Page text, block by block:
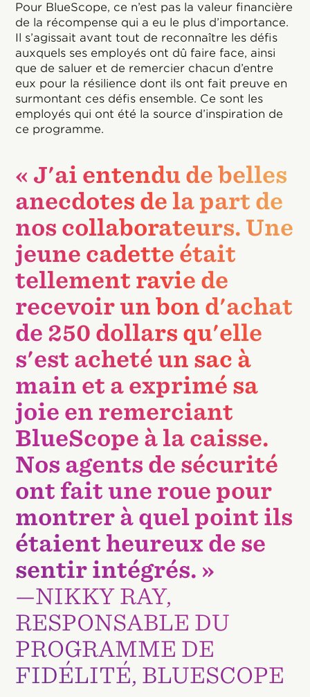
Pour BlueScope, ce n’est pas la valeur financière
de la récompense qui a eu le plus d’importance.
Il s’agissait avant tout de reconnaître les défis
auxquels ses employés ont dû faire face, ainsi
que de saluer et de remercier chacun d’entre
eux pour la résilience dont ils ont fait preuve en
surmontant ces défis ensemble. Ce sont les
employés qui ont été la source d’inspiration de
ce programme.
« J'ai entendu de belles
anecdotes de la part de
nos collaborateurs. Une
jeune cadette était
tellement ravie de
recevoir un bon d'achat
de 250 dollars qu'elle
s'est acheté un sac à
main et a exprimé sa
joie en remerciant
BlueScope à la caisse.
Nos agents de sécurité
ont fait une roue pour
montrer à quel point ils
étaient heureux de se
sentir intégrés. »
—NIKKY RAY,
RESPONSABLE DU
PROGRAMME DE
FIDÉLITÉ, BLUESCOPE